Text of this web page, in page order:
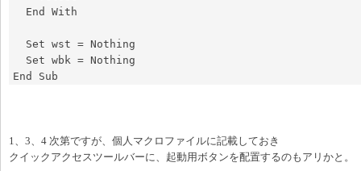
End Sub
1、3、4 次第ですが、個人マクロファイルに記載しておき
クイックアクセスツールバーに、起動用ボタンを配置するのもアリかと。